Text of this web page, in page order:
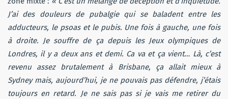
J’ai des douleurs de pubalgie qui se baladent entre les
adducteurs, le psoas et le pubis. Une fois à gauche, une fois
à droite. Je souffre de ça depuis les Jeux olympiques de
Londres, il y a deux ans et demi. Ca va et ça vient… Là, c’est
revenu assez brutalement à Brisbane, ça allait mieux à
Sydney mais, aujourd’hui, je ne pouvais pas défendre, j’étais
toujours en retard. Je ne sais pas si je vais me retirer du